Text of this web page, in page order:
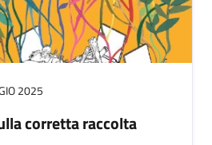
2025
corretta raccolta